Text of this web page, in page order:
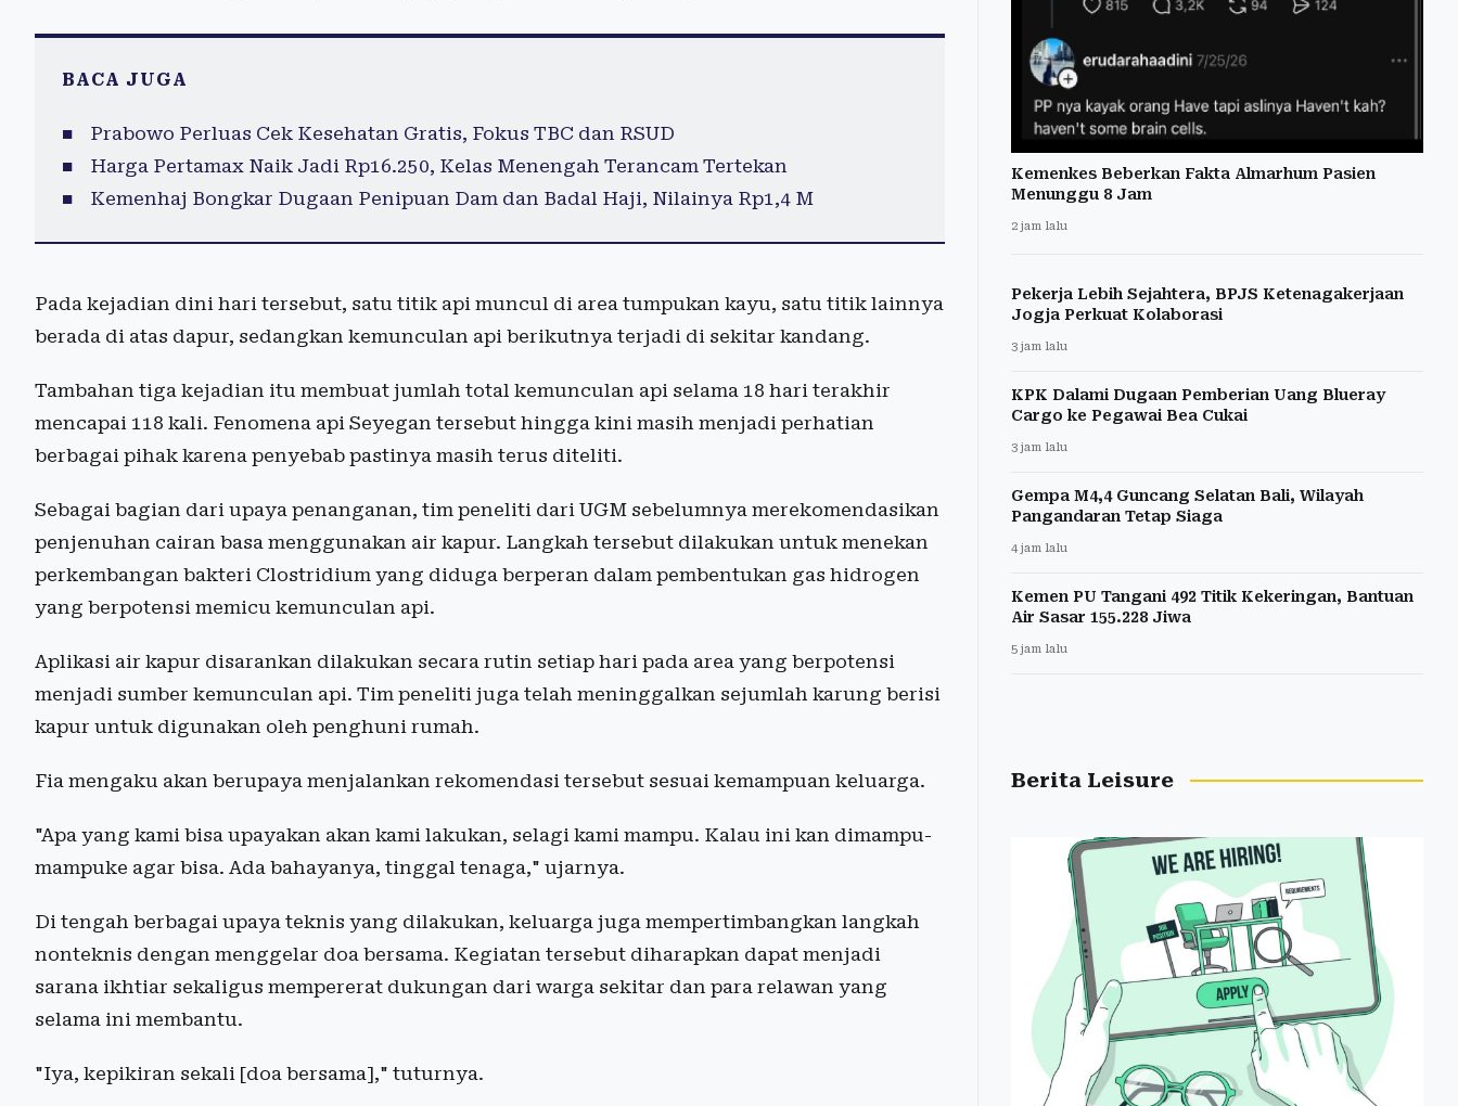
BACA JUGA
Prabowo Perluas Cek Kesehatan Gratis, Fokus TBC dan RSUD
Harga Pertamax Naik Jadi Rp16.250, Kelas Menengah Terancam Tertekan
Kemenhaj Bongkar Dugaan Penipuan Dam dan Badal Haji, Nilainya Rp1,4 M
Pada kejadian dini hari tersebut, satu titik api muncul di area tumpukan kayu, satu titik lainnya
berada di atas dapur, sedangkan kemunculan api berikutnya terjadi di sekitar kandang.
Tambahan tiga kejadian itu membuat jumlah total kemunculan api selama 18 hari terakhir
mencapai 118 kali. Fenomena api Seyegan tersebut hingga kini masih menjadi perhatian
berbagai pihak karena penyebab pastinya masih terus diteliti.
Sebagai bagian dari upaya penanganan, tim peneliti dari UGM sebelumnya merekomendasikan
penjenuhan cairan basa menggunakan air kapur. Langkah tersebut dilakukan untuk menekan
perkembangan bakteri Clostridium yang diduga berperan dalam pembentukan gas hidrogen
yang berpotensi memicu kemunculan api.
Aplikasi air kapur disarankan dilakukan secara rutin setiap hari pada area yang berpotensi
menjadi sumber kemunculan api. Tim peneliti juga telah meninggalkan sejumlah karung berisi
kapur untuk digunakan oleh penghuni rumah.
Fia mengaku akan berupaya menjalankan rekomendasi tersebut sesuai kemampuan keluarga.
"Apa yang kami bisa upayakan akan kami lakukan, selagi kami mampu. Kalau ini kan dimampu-
mampuke agar bisa. Ada bahayanya, tinggal tenaga," ujarnya.
Di tengah berbagai upaya teknis yang dilakukan, keluarga juga mempertimbangkan langkah
nonteknis dengan menggelar doa bersama. Kegiatan tersebut diharapkan dapat menjadi
sarana ikhtiar sekaligus mempererat dukungan dari warga sekitar dan para relawan yang
selama ini membantu.
"Iya, kepikiran sekali [doa bersama]," tuturnya.
Kemenkes Beberkan Fakta Almarhum Pasien
Menunggu 8 Jam
2 jam lalu
Pekerja Lebih Sejahtera, BPJS Ketenagakerjaan
Jogja Perkuat Kolaborasi
3 jam lalu
KPK Dalami Dugaan Pemberian Uang Blueray
Cargo ke Pegawai Bea Cukai
3 jam lalu
Gempa M4,4 Guncang Selatan Bali, Wilayah
Pangandaran Tetap Siaga
4 jam lalu
Kemen PU Tangani 492 Titik Kekeringan, Bantuan
Air Sasar 155.228 Jiwa
5 jam lalu
Berita Leisure